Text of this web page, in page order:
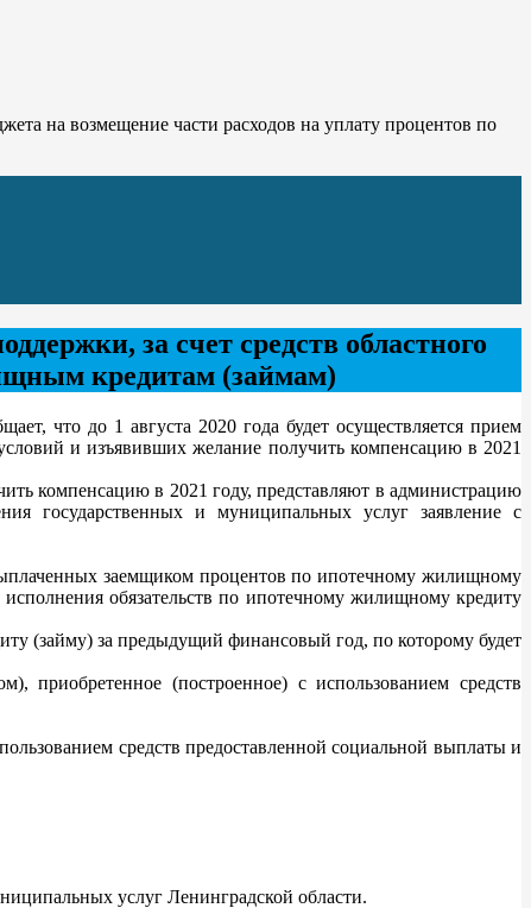
на возмещение части расходов на уплату процентов по
за счет средств областного
кредитам (займам)
что до 1 августа 2020 года будет осуществляется прием
и изъявивших желание получить компенсацию в 2021
компенсацию в 2021 году, представляют в администрацию
государственных и муниципальных услуг заявление с
заемщиком процентов по ипотечному жилищному
обязательств по ипотечному жилищному кредиту
(займу) за предыдущий финансовый год, по которому будет
приобретенное (построенное) с использованием средств
средств предоставленной социальной выплаты и
услуг Ленинградской области.